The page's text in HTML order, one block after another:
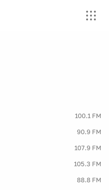
100.1 FM
90.9 FM
107.9 FM
105.3 FM
88.8 FM